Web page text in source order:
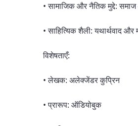
• सामाजिक और नैतिक मुद्दे:
• साहित्यिक शैली: यथार्थवाद
विशेषताएँ:
• लेखक: अलेक्जेंडर कुप्रिन
• प्रारूप: ऑडियोबुक